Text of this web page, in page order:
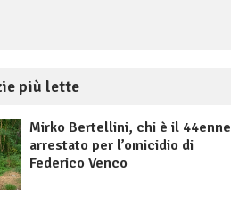
più lette
Mirko Bertellini, chi è il 44enne
arrestato per l’omicidio di
Federico Venco